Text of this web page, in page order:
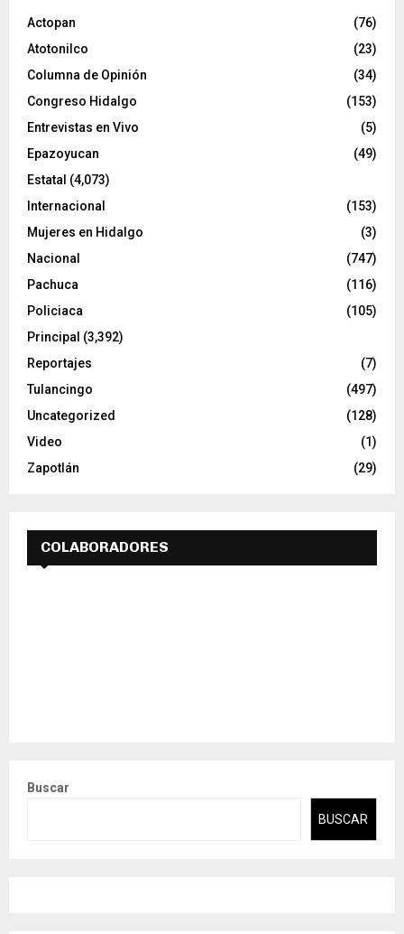
e
o
Actopan
(76)
Atotonilco
(23)
Columna de Opinión
(34)
Congreso Hidalgo
(153)
Entrevistas en Vivo
(5)
Epazoyucan
(49)
Estatal (4,073)
Internacional
(153)
Mujeres en Hidalgo
(3)
Nacional
(747)
Pachuca
(116)
Policiaca
(105)
Principal (3,392)
Reportajes
(7)
Tulancingo
(497)
Uncategorized
(128)
Video
(1)
Zapotlán
(29)
COLABORADORES
Buscar
BUSCAR